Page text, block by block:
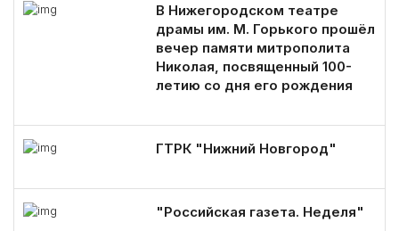
В Нижегородском театре
драмы им. М. Горького прошёл
вечер памяти митрополита
Николая, посвященный 100-
летию со дня его рождения
ГТРК "Нижний Новгород"
"Российская газета. Неделя"